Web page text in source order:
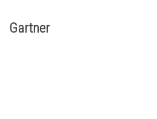
Gartner